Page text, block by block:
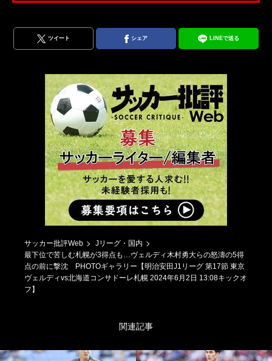
ツイート シェア LINEで送る
サッカー批評Web
Jリーグ・国内
最下位で苦しむ札幌が3得点も…ヴェルディ木村勇大らの怒濤の5得
点の前に撃沈 PHOTOギャラリー【明治安田J1リーグ 第17節 東京
ヴェルディvs北海道コンサドーレ札幌 2024年6月2日 13:08キックオ
フ】
関連記事